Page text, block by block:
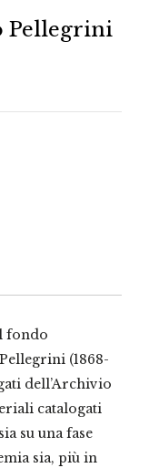
Pellegrini
fondo
(1868-
dell’Archivio
catalogati
su una fase
sia, più in